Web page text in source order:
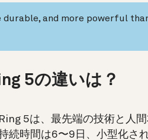
durable, and more powerful
5の違いは？
5は、最先端の技術と人
続時間は6〜9日、小型化さ